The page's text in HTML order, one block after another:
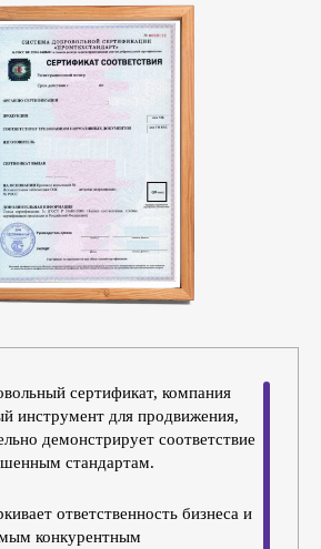
сертификат, компания
инструмент для продвижения,
демонстрирует соответствие
стандартам.
ответственность бизнеса и
конкурентным